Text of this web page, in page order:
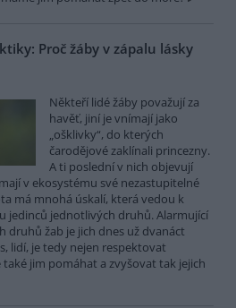
Proč žáby v zápalu lásky
Někteří lidé žáby považují za
havěť, jiní je vnímají jako
„ošklivky“, do kterých
čarodějové zaklínali princezny.
A ti poslední v nich objevují
v ekosystému své nezastupitelné
má mnohá úskalí, která vedou k
jedinců jednotlivých druhů. Alarmující
druhů žab je jich dnes už dvanáct
lidí, je tedy nejen respektovat
jim pomáhat a zvyšovat tak jejich